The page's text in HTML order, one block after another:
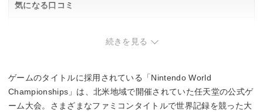
気になる口コミ
続きを見る
ゲームのタイトルに採用されている「Nintendo World
Championships」は、北米地域で開催されていた任天堂の公式ゲ
ーム大会。さまざまなファミコンタイトルで世界記録を競った大